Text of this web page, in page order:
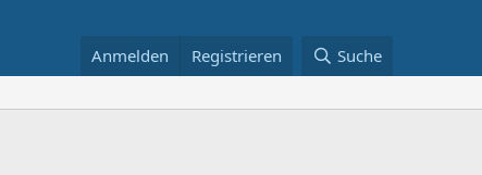
Anmelden Registrieren Suche